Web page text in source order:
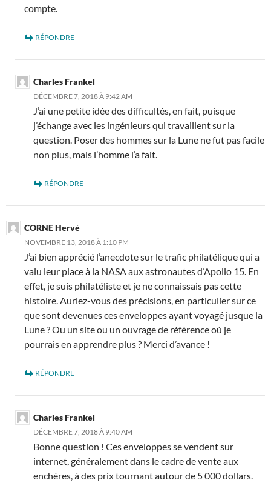
compte.
RÉPONDRE
Charles Frankel
DÉCEMBRE 7, 2018 À 9:42 AM
J’ai une petite idée des difficultés, en fait, puisque
j’échange avec les ingénieurs qui travaillent sur la
question. Poser des hommes sur la Lune ne fut pas facile
non plus, mais l’homme l’a fait.
RÉPONDRE
CORNE Hervé
NOVEMBRE 13, 2018 À 1:10 PM
J’ai bien apprécié l’anecdote sur le trafic philatélique qui a
valu leur place à la NASA aux astronautes d’Apollo 15. En
effet, je suis philatéliste et je ne connaissais pas cette
histoire. Auriez-vous des précisions, en particulier sur ce
que sont devenues ces enveloppes ayant voyagé jusque la
Lune ? Ou un site ou un ouvrage de référence où je
pourrais en apprendre plus ? Merci d’avance !
RÉPONDRE
Charles Frankel
DÉCEMBRE 7, 2018 À 9:40 AM
Bonne question ! Ces enveloppes se vendent sur
internet, généralement dans le cadre de vente aux
enchères, à des prix tournant autour de 5 000 dollars.